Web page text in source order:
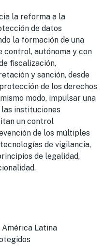
la reforma a la
de datos
la formación de una
control, autónoma y con
fiscalización,
y sanción, desde
de los derechos
modo, impulsar una
instituciones
un control
de los múltiples
de vigilancia,
de legalidad,
América Latina